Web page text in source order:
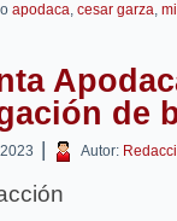
apodaca, cesar garza,
de
| Autor: